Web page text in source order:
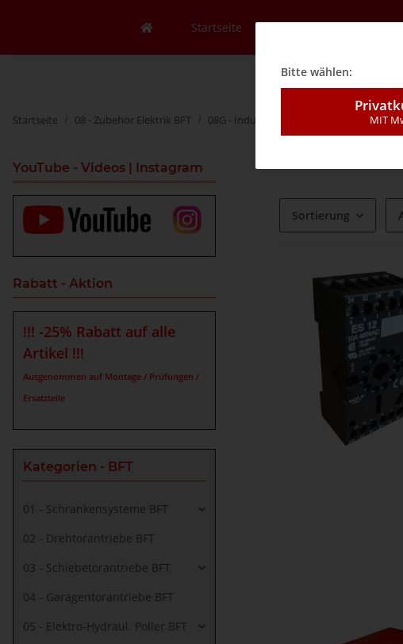
Startseite Mein Konto
Startseite 08 - Zubehör Elektrik BFT 08G - Induktionsschleife 08GG -
Sortierung
YouTube - Videos | Instagram
Rabatt - Aktion
!!! -25% Rabatt auf alle
Artikel !!!
Ausgenommen auf Montage / Prüfungen /
Ersatzteile
Kategorien - BFT
01 - Schrankensysteme BFT
02 - Drehtorantriebe BFT
03 - Schiebetorantriebe BFT
04 - Garagentorantriebe BFT
05 - Elektro-Hydraul. Poller BFT
Bitte wählen:
MIT